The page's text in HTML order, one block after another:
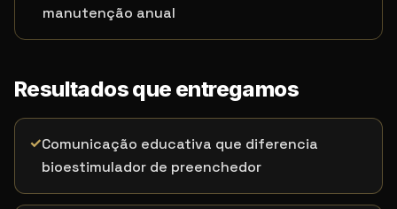
manutenção anual
Resultados que entregamos
✓Comunicação educativa que diferencia
bioestimulador de preenchedor